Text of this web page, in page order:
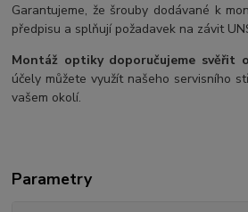
Garantujeme, že šrouby dodávané k
předpisu a splňují požadavek na závit
Montáž optiky doporučujeme svěřit
účely můžete využít našeho servisního
vašem okolí.
Parametry